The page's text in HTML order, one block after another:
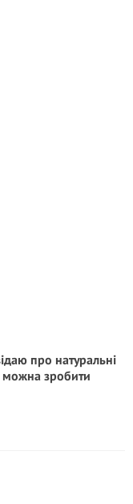
про натуральні
можна зробити